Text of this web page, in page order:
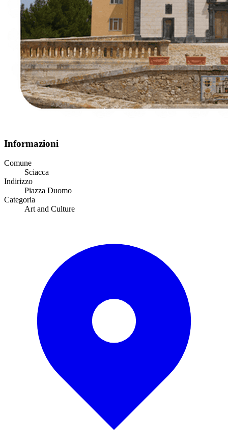
Informazioni
Comune
Sciacca
Indirizzo
Piazza Duomo
Categoria
Art and Culture